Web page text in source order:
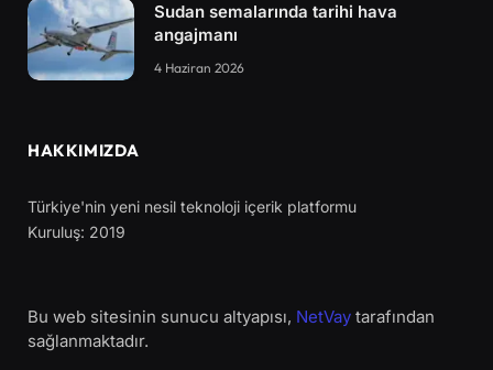
Sudan semalarında tarihi hava
angajmanı
4 Haziran 2026
HAKKIMIZDA
Türkiye'nin yeni nesil teknoloji içerik platformu
Kuruluş: 2019
Bu web sitesinin sunucu altyapısı, NetVay tarafından
sağlanmaktadır.